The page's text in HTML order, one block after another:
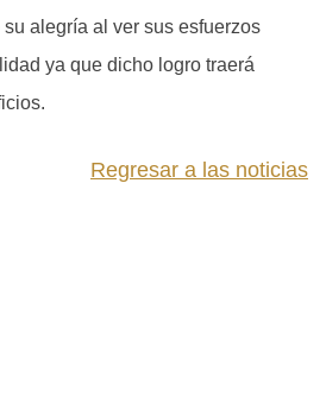
alegría al ver sus esfuerzos
ya que dicho logro traerá
Regresar a las noticias